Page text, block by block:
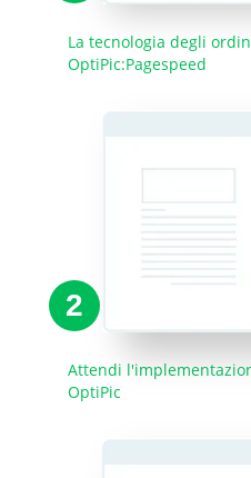
La tecnologia degli
OptiPic:Pagespeed
2
Attendi
OptiPic